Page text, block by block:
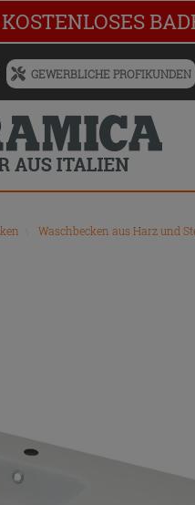
GEWERBLICHE PROFIKUNDEN
Waschbecken aus Harz und